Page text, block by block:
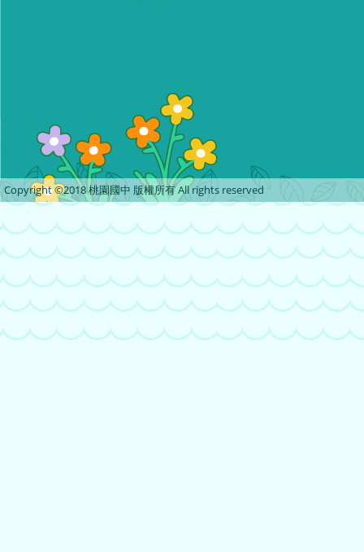
Copyright ©2018 桃園國中 版權所有 All rights reserved